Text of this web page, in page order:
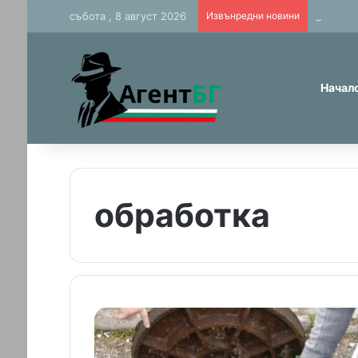
събота , 8 август 2026 Извънредни новини
обработка